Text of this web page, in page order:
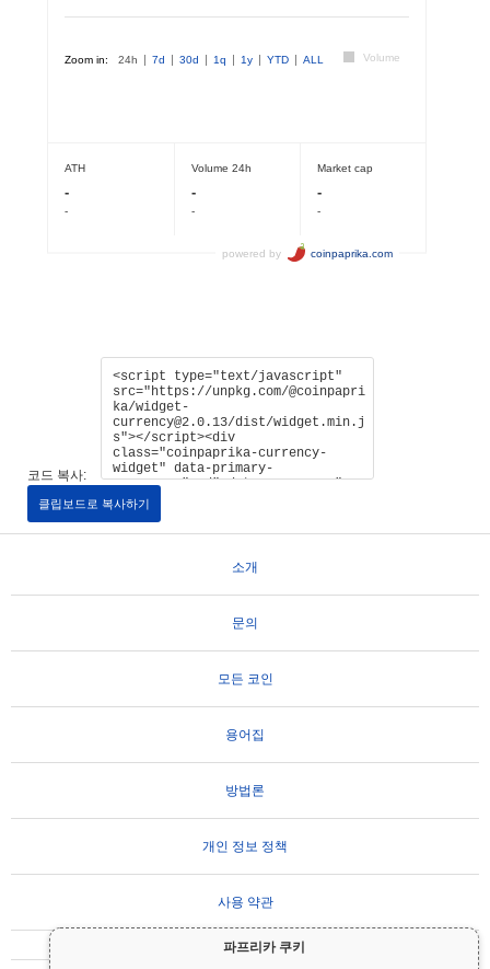
파프리카 쿠키
코드 복사:
클립보드로 복사하기
소개
문의
모든 코인
용어집
방법론
개인 정보 정책
사용 약관